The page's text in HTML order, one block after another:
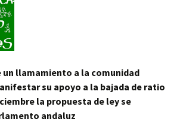
un llamamiento a la comunidad
su apoyo a la bajada de ratio
la propuesta de ley se
andaluz